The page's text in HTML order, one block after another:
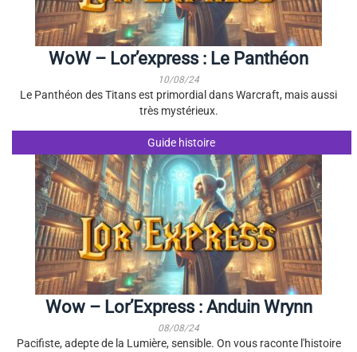
WoW – Lor’express : Le Panthéon
10/08/24
Le Panthéon des Titans est primordial dans Warcraft, mais aussi
très mystérieux.
Guide histoire
Wow – Lor’Express : Anduin Wrynn
08/08/24
Pacifiste, adepte de la Lumière, sensible. On vous raconte l'histoire